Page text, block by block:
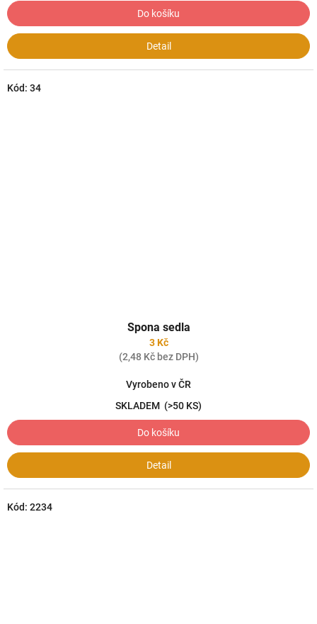
Do košíku
Detail
Spona sedla
3 Kč
(2,48 Kč bez DPH)
Vyrobeno v ČR
SKLADEM (>50 KS)
Do košíku
Detail
Kód: 34
Kód: 2234